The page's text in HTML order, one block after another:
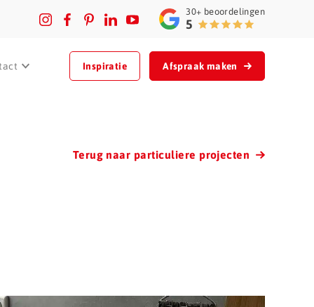
30+ beoordelingen
5
Inspiratie Afspraak maken
Terug naar particuliere projecten